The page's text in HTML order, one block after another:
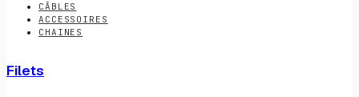
CÂBLES
ACCESSOIRES
CHAINES
Filets